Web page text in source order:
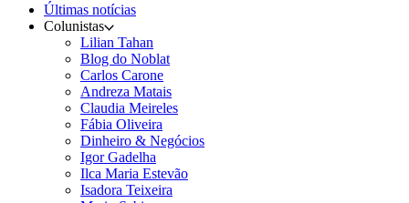
Últimas notícias
Colunistas
Lilian Tahan
Blog do Noblat
Carlos Carone
Andreza Matais
Claudia Meireles
Fábia Oliveira
Dinheiro & Negócios
Igor Gadelha
Ilca Maria Estevão
Isadora Teixeira